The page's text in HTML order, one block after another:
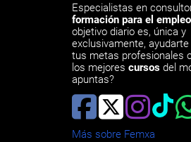
Especialistas en
formación para el empleo
objetivo diario es, única y
exclusivamente,
tus metas profesionales
los mejores cursos del
apuntas?
Más sobre Femxa